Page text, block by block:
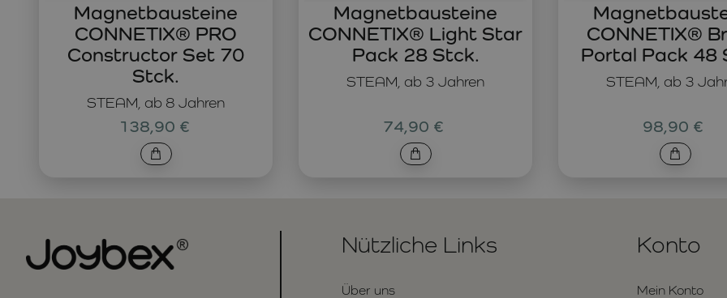
STEAM, ab 8 Jahren
Magnetbausteine
CONNETIX® PRO
Constructor Set 70
Stck.
138,90 €
STEAM, ab 3 Jahren
Magnetbausteine
CONNETIX® Light Star
Pack 28 Stck.
74,90 €
STEAM, ab 3
CONNETIX®
Portal Pack 48
98,90 €
Nützliche Links
Über uns
Konto
Mein Konto